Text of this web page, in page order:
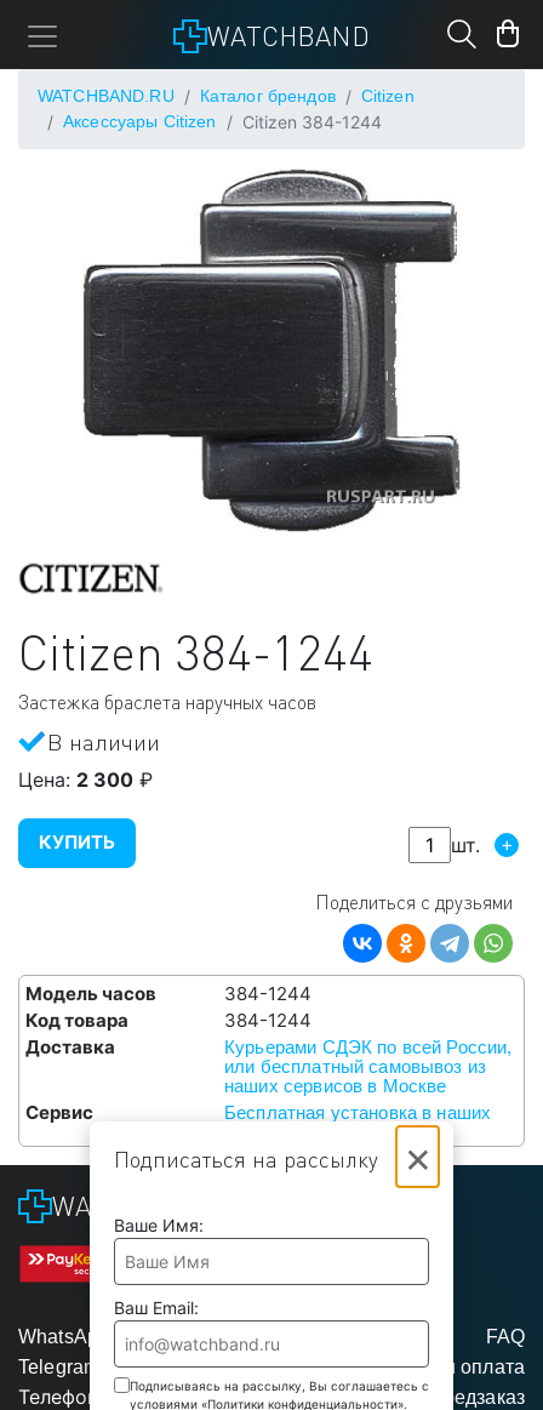
×
Подписаться на рассылку
Ваше Имя:
Ваш Email:
Подписываясь на рассылку, Вы соглашаетесь с
условиями «Политики конфиденциальности».
WATCHBAND
WATCHBAND.RU Каталог брендов
Citizen
Аксессуары Citizen
Citizen 384-1244
Citizen 384-1244
Застежка браслета наручных часов
В наличии
Цена: 2 300 ₽
КУПИТЬ шт. +
Поделиться с друзьями
Модель часов
384-1244
Код товара
384-1244
Доставка
Курьерами СДЭК по всей России,
или бесплатный самовывоз из
наших сервисов в Москве
Сервис
Бесплатная установка в наших
WATCHBAND
WhatsApp
Telegram
Телефоны
FAQ
Доставка и оплата
Предзаказ